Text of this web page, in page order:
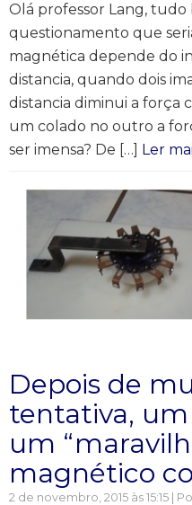
Olá professor Lang,
questionamento que
magnética depende do
distancia, quando dois
distancia diminui a força
um colado no outro a
ser imensa? De […] Ler
Depois de
tentativa,
um
magnético
2 de novembro, 2015 às 15:15 |